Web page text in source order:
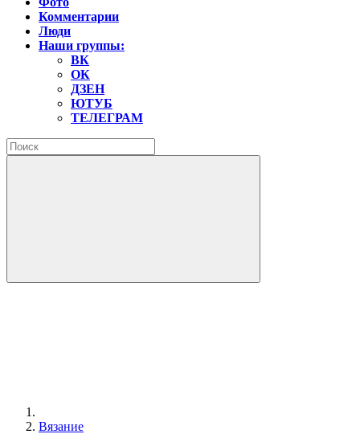
Комментарии
Люди
Наши группы:
ВК
ОК
ДЗЕН
ЮТУБ
ТЕЛЕГРАМ
Вязание